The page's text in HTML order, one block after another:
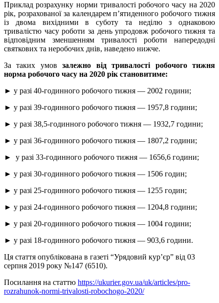
Приклад розрахунку норми тривалості робочого часу на 2020
рік, розрахованої за календарем п’ятиденного робочого тижня
із двома вихідними в суботу та неділю з однаковою
тривалістю часу роботи за день упродовж робочого тижня та
відповідним зменшенням тривалості роботи напередодні
святкових та неробочих днів, наведено нижче.
За таких умовзалежно від тривалості робочого тижня
норма робочого часу на 2020 рік становитиме:
► у разі 40-годинного робочого тижня — 2002 години;
► у разі 39-годинного робочого тижня — 1957,8 години;
► у разі 38,5-годинного робочого тижня — 1932,7 години;
► у разі 36-годинного робочого тижня — 1807,2 години;
► у разі 33-годинного робочого тижня — 1656,6 години;
► у разі 30-годинного робочого тижня — 1506 годин;
► у разі 25-годинного робочого тижня — 1255 годин;
► у разі 24-годинного робочого тижня — 1204,8 години;
► у разі 20-годинного робочого тижня — 1004 години;
► у разі 18-годинного робочого тижня — 903,6 години.
Ця стаття опублікована в газеті “Урядовий кур’єр” від 03
серпня 2019 року №147 (6510).
Посилання на статтю https://ukurier.gov.ua/uk/articles/pro-
rozrahunok-normi-trivalosti-robochogo-2020/